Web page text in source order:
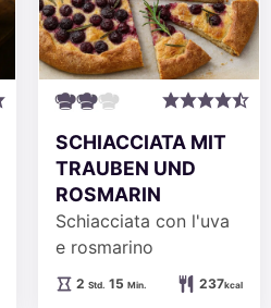
SCHIACCIATA MIT
TRAUBEN UND
ROSMARIN
Schiacciata con l'uva
e rosmarino
2Stunden
Std. 15Minuten
Min. 237kcal